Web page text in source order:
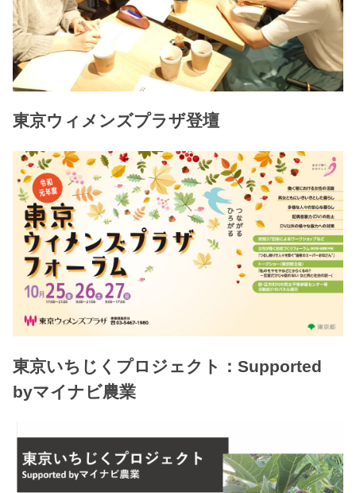
東京ウィメンズプラザ登壇
東京いちじくプロジェクト：Supported
byマイナビ農業